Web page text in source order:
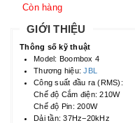
Còn hàng
GIỚI THIỆU
Thông số kỹ thuật
Model: Boombox 4
Thương hiệu: JBL
Công suất đầu ra (RMS):
Chế độ Cắm điện: 210W
Chế độ Pin: 200W
Dải tần: 37Hz−20kHz